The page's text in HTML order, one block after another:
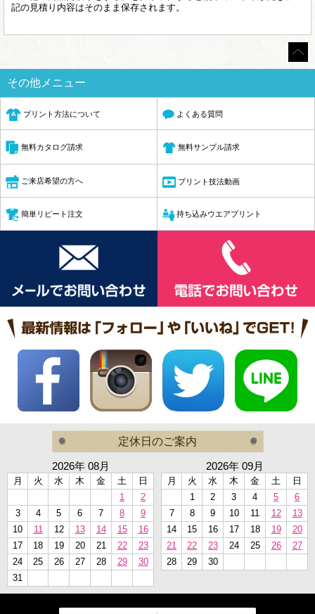
記の見積り内容はそのまま保存されます。
その他メニュー
プリント方法について よくある質問
無料カタログ請求 無料サンプル請求
ご来店希望の方へ プリント技法動画
簡単リピート注文 持ち込みウエアプリント
定休日のご案内
2026年 08月
月 火 水 木 金 土
日
1
2
3
4 5 6 7 8
9
10
11 12 13 14 15
16
17
18 19 20 21 22
23
24
25 26 27 28 29
30
31
2026年 09月
月 火 水 木 金 土
日
1
2 3 4 5
6
7
8 9 10 11 12
13
14
15 16 17 18 19
20
21
22 23 24 25 26
27
28
29 30